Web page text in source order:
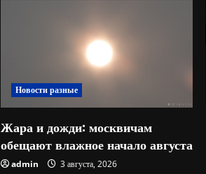
Новости разные
Жара и дожди: москвичам
обещают влажное начало августа
admin 3 августа, 2026